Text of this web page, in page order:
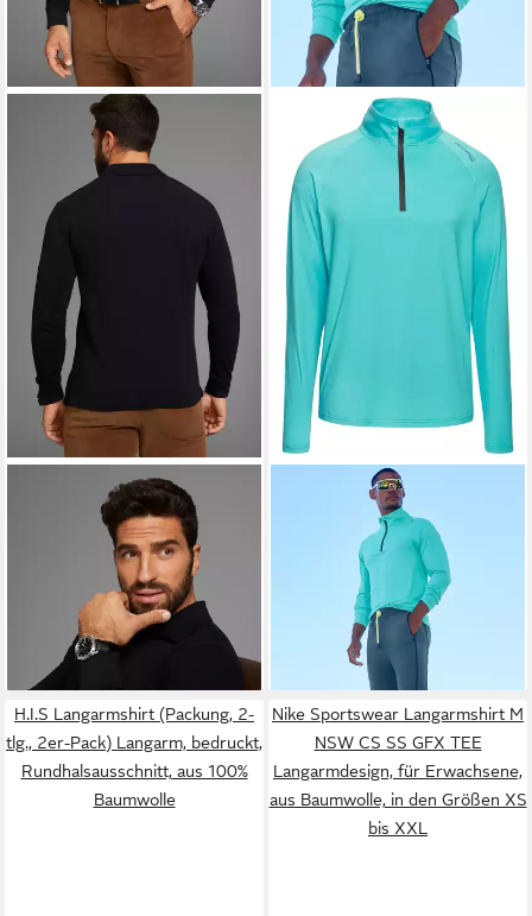
MAN'S WORLD Poloshirt in
Pique´ Qualität
UVP19,99 €
LE JOGGER PERFORMANCE
Funktionsshirt mit Stehkragen
und Reißverschluss
H.I.S Langarmshirt (Packung, 2-
tlg., 2er-Pack) Langarm, bedruckt,
Rundhalsausschnitt, aus 100%
Baumwolle
Nike Sportswear Langarmshirt M
NSW CS SS GFX TEE
Langarmdesign, für Erwachsene,
aus Baumwolle, in den Größen XS
bis XXL